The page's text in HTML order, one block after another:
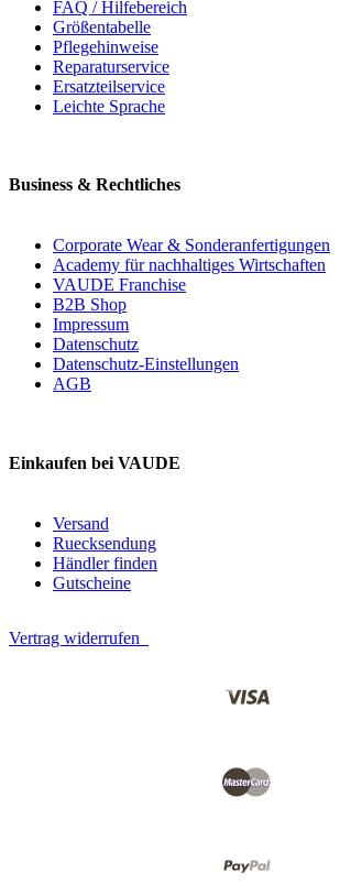
FAQ / Hilfebereich
Größentabelle
Pflegehinweise
Reparaturservice
Ersatzteilservice
Leichte Sprache
Business & Rechtliches
Corporate Wear & Sonderanfertigungen
Academy für nachhaltiges Wirtschaften
VAUDE Franchise
B2B Shop
Impressum
Datenschutz
Datenschutz-Einstellungen
AGB
Einkaufen bei VAUDE
Versand
Ruecksendung
Händler finden
Gutscheine
Vertrag widerrufen